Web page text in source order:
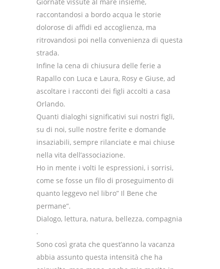
raccontandosi a bordo acqua le storie
dolorose di affidi ed accoglienza, ma
ritrovandosi poi nella convenienza di questa
strada.
Infine la cena di chiusura delle ferie a
Rapallo con Luca e Laura, Rosy e Giuse, ad
ascoltare i racconti dei figli accolti a casa
Orlando.
Quanti dialoghi significativi sui nostri figli,
su di noi, sulle nostre ferite e domande
insaziabili, sempre rilanciate e mai chiuse
nella vita dell’associazione.
Ho in mente i volti le espressioni, i sorrisi,
come se fosse un filo di proseguimento di
quanto leggevo nel libro” Il Bene che
permane”.
Dialogo, lettura, natura, bellezza, compagnia
.
Sono così grata che quest’anno la vacanza
abbia assunto questa intensità che ha